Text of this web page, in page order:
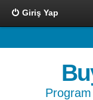
Giriş Yap